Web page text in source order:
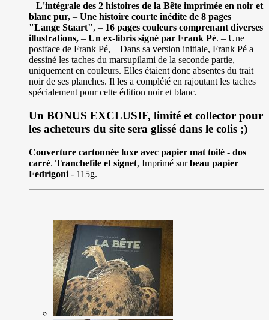
– L'intégrale des 2 histoires de la Bête imprimée en noir et
blanc pur, – Une histoire courte inédite de 8 pages
"Lange Staart", – 16 pages couleurs comprenant diverses
illustrations, – Un ex-libris signé par Frank Pé. – Une
postface de Frank Pé, – Dans sa version initiale, Frank Pé a
dessiné les taches du marsupilami de la seconde partie,
uniquement en couleurs. Elles étaient donc absentes du trait
noir de ses planches. Il les a complété en rajoutant les taches
spécialement pour cette édition noir et blanc.
Un BONUS EXCLUSIF, limité et collector pour
les acheteurs du site sera glissé dans le colis ;)
Couverture cartonnée luxe avec papier mat toilé - dos
carré. Tranchefile et signet, Imprimé surbeau papier
Fedrigoni - 115g.